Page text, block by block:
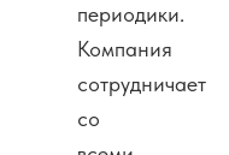
периодики.
Компания
сотрудничает
со